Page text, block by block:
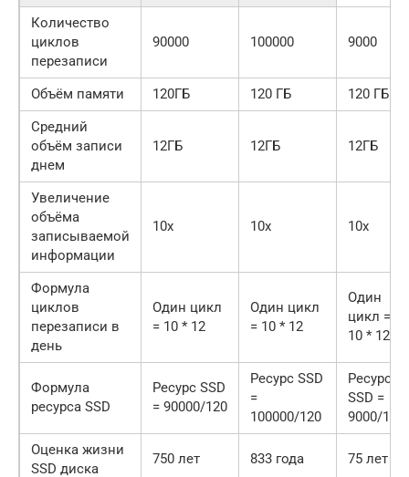
Количество
циклов
перезаписи
90000 100000 9000
Объём памяти 120ГБ 120 ГБ
120 ГБ
Средний
объём записи
днем
12ГБ 12ГБ 12ГБ
Увеличение
объёма
записываемой
информации
10x 10x 10x
Формула
циклов
перезаписи в
день
Один цикл
= 10 * 12
Один цикл
= 10 * 12
Один
цикл =
10 * 12
Формула
ресурса SSD
Ресурс SSD
= 90000/120
Ресурс SSD
=
100000/120
Ресурс
SSD =
9000/120
Оценка жизни
SSD диска
750 лет 833 года 75 лет